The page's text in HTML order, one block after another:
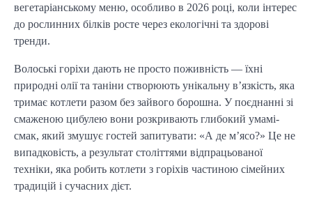
вегетаріанському меню, особливо в 2026 році, коли інтерес
до рослинних білків росте через екологічні та здорові
тренди.
Волоські горіхи дають не просто поживність — їхні
природні олії та таніни створюють унікальну в’язкість, яка
тримає котлети разом без зайвого борошна. У поєднанні зі
смаженою цибулею вони розкривають глибокий умамі-
смак, який змушує гостей запитувати: «А де м’ясо?» Це не
випадковість, а результат століттями відпрацьованої
техніки, яка робить котлети з горіхів частиною сімейних
традицій і сучасних дієт.